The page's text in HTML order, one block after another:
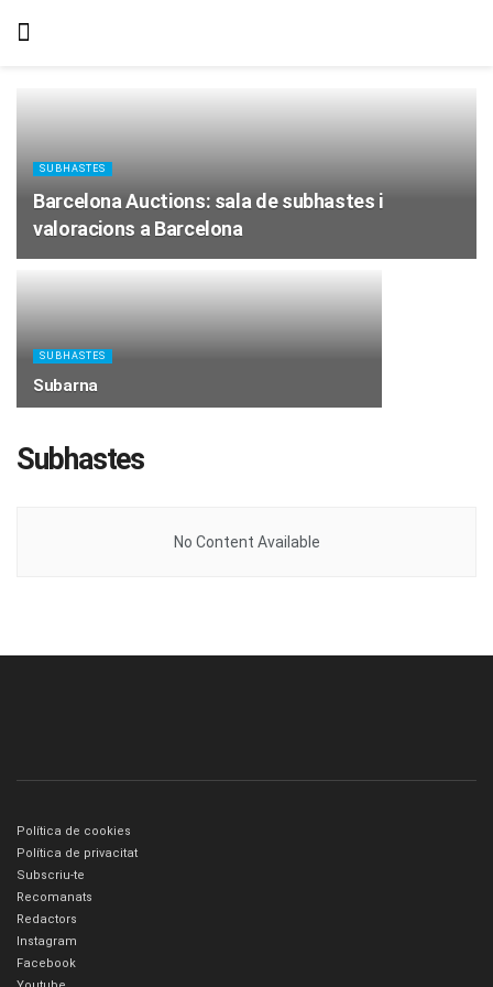
SUBHASTES
Barcelona Auctions: sala de subhastes i
valoracions a Barcelona
SUBHASTES
Subarna
Subhastes
No Content Available
Política de cookies
Política de privacitat
Subscriu-te
Recomanats
Redactors
Instagram
Facebook